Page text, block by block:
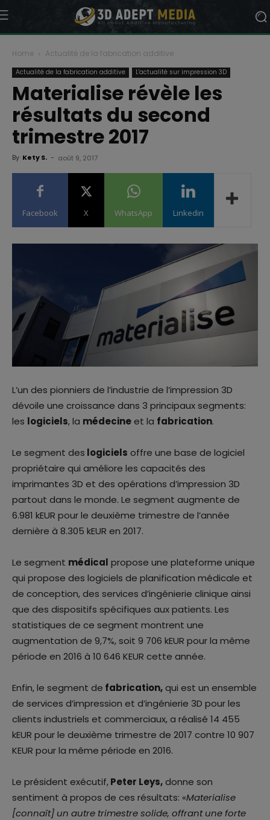
Home Actualité de la fabrication additive
Actualité de la fabrication additive L'actualité sur impression 3D
Materialise révèle les
résultats du second
trimestre 2017
By Kety S. - août 9, 2017
Facebook X WhatsApp Linkedin
L’un des pionniers de l’industrie de l’impression 3D
dévoile une croissance dans 3 principaux segments:
les logiciels, la médecineet la fabrication.
Le segment des logiciels offre une base de logiciel
propriétaire qui améliore les capacités des
imprimantes 3D et des opérations d’impression 3D
partout dans le monde. Le segment augmente de
6.981 kEUR pour le deuxième trimestre de l’année
dernière à 8.305 kEUR en 2017.
Le segment médical propose une plateforme unique
qui propose des logiciels de planification médicale et
de conception, des services d’ingénierie clinique ainsi
que des dispositifs spécifiques aux patients. Les
statistiques de ce segment montrent une
augmentation de 9,7%, soit 9 706 kEUR pour la même
période en 2016 à 10 646 KEUR cette année.
Enfin, le segment de fabrication,qui est un ensemble
de services d’impression et d’ingénierie 3D pour les
clients industriels et commerciaux, a réalisé 14 455
kEUR pour le deuxième trimestre de 2017 contre 10 907
KEUR pour la même période en 2016.
Le président exécutif,Peter Leys,donne son
sentiment à propos de ces résultats: «Materialise
[connaît] un autre trimestre solide, offrant une forte